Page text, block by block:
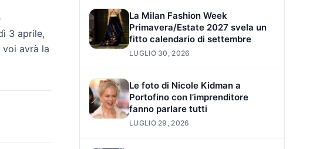
3 aprile,
avrà la
La Milan Fashion Week
Primavera/Estate 2027 svela un
fitto calendario di settembre
LUGLIO 30, 2026
Le foto di Nicole Kidman a
Portofino con l’imprenditore
fanno parlare tutti
LUGLIO 29, 2026